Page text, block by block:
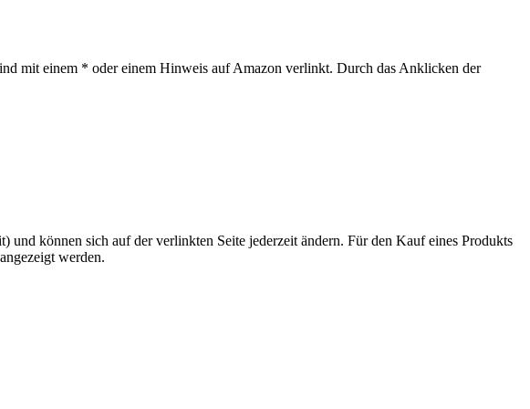
mit einem * oder einem Hinweis auf Amazon verlinkt. Durch das Anklicken der
und können sich auf der verlinkten Seite jederzeit ändern. Für den Kauf eines Produkts
werden.